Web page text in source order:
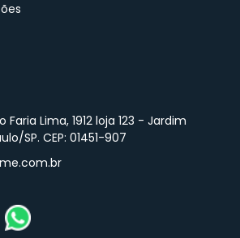
Faria Lima, 1912 loja 123 - Jardim
SP. CEP: 01451-907